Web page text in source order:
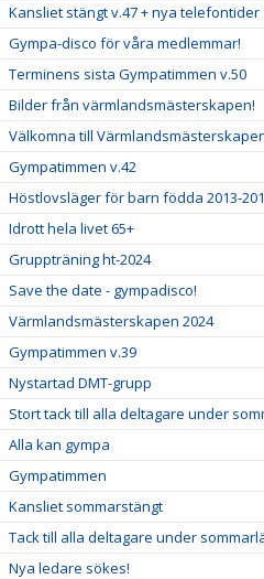
Kansliet stängt v.47 + nya telefontider
Gympa-disco för våra medlemmar!
Terminens sista Gympatimmen v.50
Bilder från värmlandsmästerskapen!
Välkomna till
Gympatimmen v.42
Höstlovsläger för barn födda 2013-
Idrott hela livet 65+
Gruppträning ht-2024
Save the date - gympadisco!
Värmlandsmästerskapen 2024
Gympatimmen v.39
Nystartad DMT-grupp
Stort tack till alla deltagare under
Alla kan gympa
Gympatimmen
Kansliet sommarstängt
Tack till alla deltagare under
Nya ledare sökes!